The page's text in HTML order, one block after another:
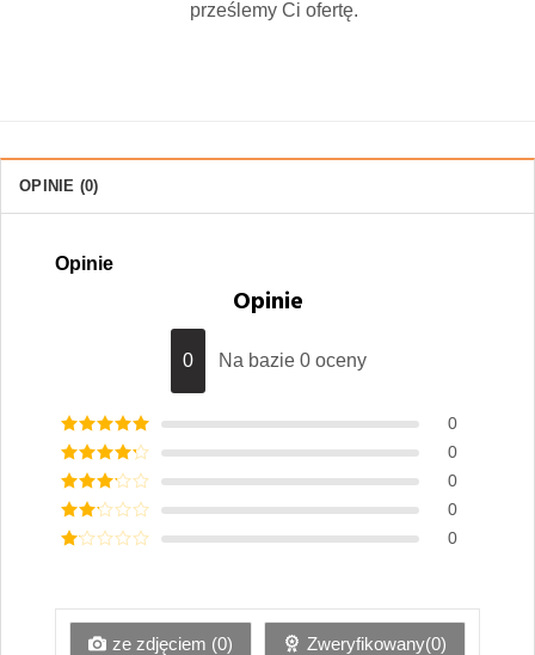
prześlemy Ci ofertę.
OPINIE (0)
Opinie
Opinie
0 Na bazie 0 oceny
Oceniony5
na 5.
0
Oceniony
4na 5.
0
Oceniony
3na 5.
0
Oceniony
2na
0
5.
0
ze zdjęciem (0) Zweryfikowany(0)